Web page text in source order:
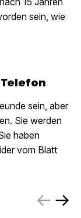
sein, wie
sein, aber
Sie werden
haben
vom Blatt